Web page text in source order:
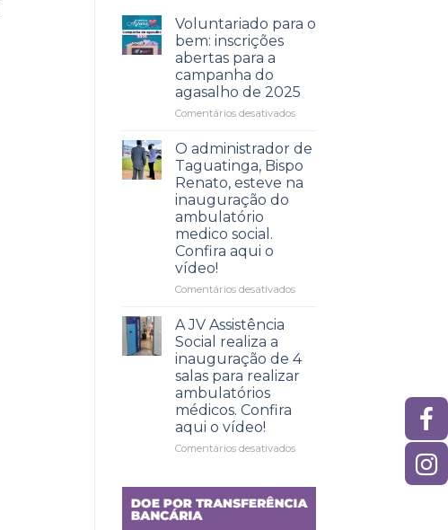
Voluntariado para o
bem: inscrições
abertas para a
campanha do
agasalho de 2025
Comentários desativadosem
para
bem:
inscrições
de
O administrador de
Taguatinga, Bispo
Renato, esteve na
inauguração do
ambulatório
medico social.
Confira aqui o
vídeo!
Comentários desativadosem
Bispo
Renato,
social.
Confira
A JV Assistência
Social realiza a
inauguração de 4
salas para realizar
ambulatórios
médicos. Confira
aqui o vídeo!
Comentários desativadosem
Social